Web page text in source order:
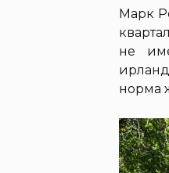
Марк
не
норма